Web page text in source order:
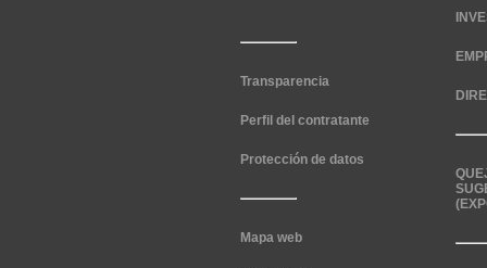
Transparencia
Perfil del contratante
Protección de datos
Mapa web